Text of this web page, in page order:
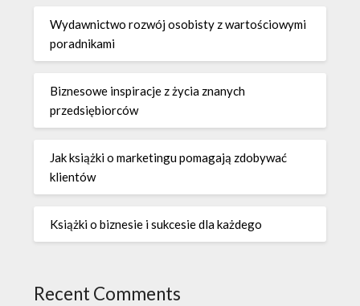
Wydawnictwo rozwój osobisty z wartościowymi
poradnikami
Biznesowe inspiracje z życia znanych
przedsiębiorców
Jak książki o marketingu pomagają zdobywać
klientów
Książki o biznesie i sukcesie dla każdego
Recent Comments